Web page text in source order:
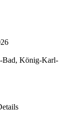
Bad, König-Karl-